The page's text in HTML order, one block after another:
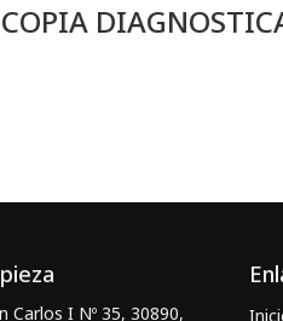
Carlos I Nº 35, 30890,